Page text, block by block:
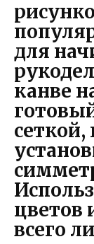
для
канве
сеткой,
цветов
всего